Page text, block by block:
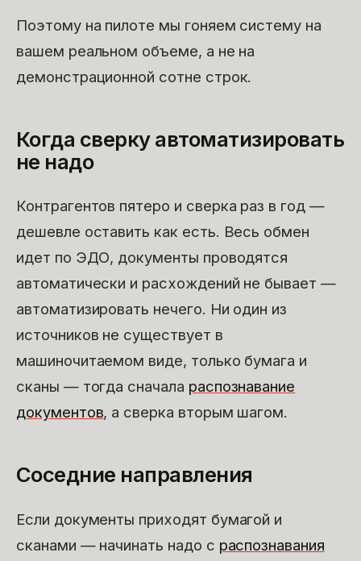
Поэтому на пилоте мы гоняем систему на
вашем реальном объеме, а не на
демонстрационной сотне строк.
Когда сверку автоматизировать
не надо
Контрагентов пятеро и сверка раз в год —
дешевле оставить как есть. Весь обмен
идет по ЭДО, документы проводятся
автоматически и расхождений не бывает —
автоматизировать нечего. Ни один из
источников не существует в
машиночитаемом виде, только бумага и
сканы — тогда сначала распознавание
документов, а сверка вторым шагом.
Соседние направления
Если документы приходят бумагой и
сканами — начинать надо с распознавания